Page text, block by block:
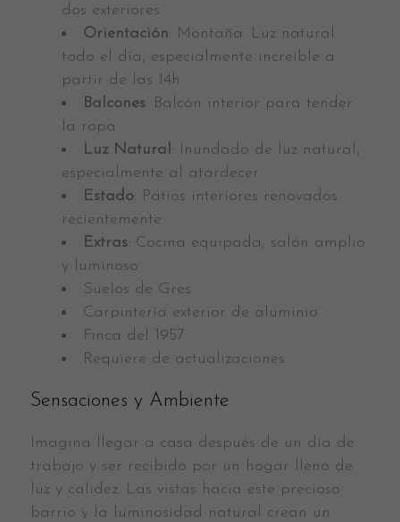
dos exteriores
Orientación: Montaña. Luz natural
todo el día, especialmente increíble a
partir de las 14h
Balcones: Balcón interior para tender
la ropa
Luz Natural : Inundado de luz natural,
especialmente al atardecer
Estado: Patios interiores renovados
recientemente
Extras: Cocina equipada, salón amplio
y luminoso
Suelos de Gres
Carpintería exterior de aluminio
Finca del 1957
Requiere de actualizaciones
Sensaciones y Ambiente
Imagina llegar a casa después de un día de
trabajo y ser recibido por un hogar lleno de
luz y calidez. Las vistas hacia este precioso
barrio y la luminosidad natural crean un